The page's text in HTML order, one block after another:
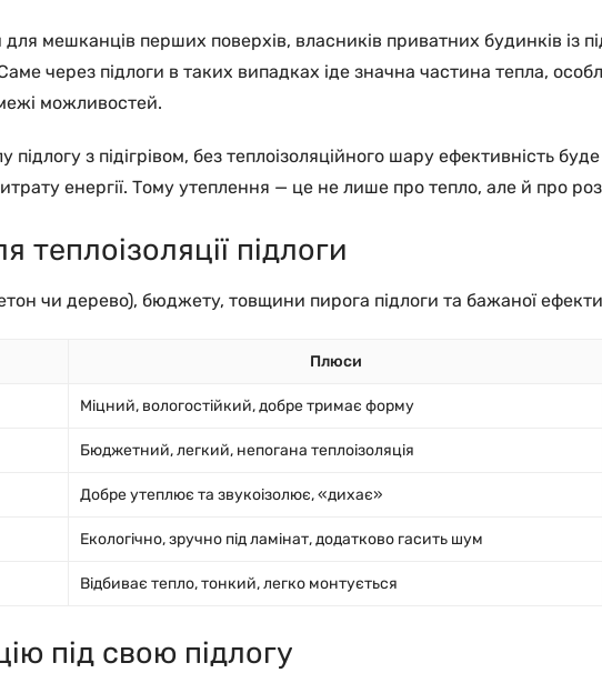
мешканців перших поверхів, власників приватних будинків із
через підлоги в таких випадках іде значна частина тепла,
можливостей.
підлогу з підігрівом, без теплоізоляційного шару ефективність
енергії. Тому утеплення — це не лише про тепло, але й про
теплоізоляції підлоги
чи дерево), бюджету, товщини пирога підлоги та бажаної
Плюси
Міцний, вологостійкий, добре тримає форму
Бюджетний, легкий, непогана теплоізоляція
Добре утеплює та звукоізолює, «дихає»
Екологічно, зручно під ламінат, додатково гасить шум
Відбиває тепло, тонкий, легко монтується
під свою підлогу